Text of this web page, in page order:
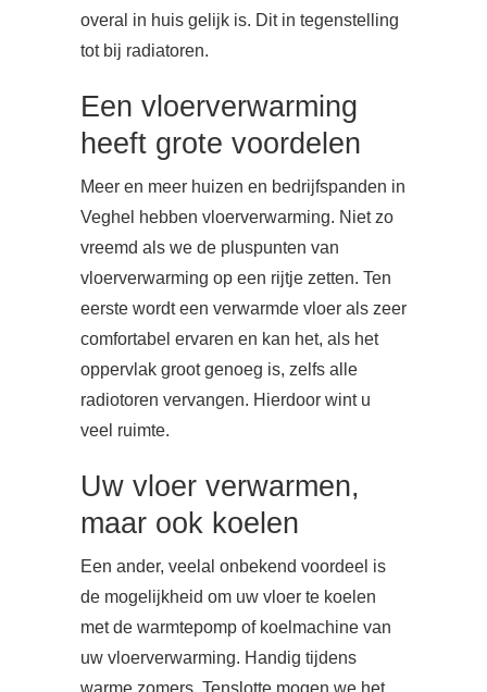
overal in huis gelijk is. Dit in tegenstelling
tot bij radiatoren.
Een vloerverwarming
heeft grote voordelen
Meer en meer huizen en bedrijfspanden in
Veghel hebben vloerverwarming. Niet zo
vreemd als we de pluspunten van
vloerverwarming op een rijtje zetten. Ten
eerste wordt een verwarmde vloer als zeer
comfortabel ervaren en kan het, als het
oppervlak groot genoeg is, zelfs alle
radiotoren vervangen. Hierdoor wint u
veel ruimte.
Uw vloer verwarmen,
maar ook koelen
Een ander, veelal onbekend voordeel is
de mogelijkheid om uw vloer te koelen
met de warmtepomp of koelmachine van
uw vloerverwarming. Handig tijdens
warme zomers. Tenslotte mogen we het